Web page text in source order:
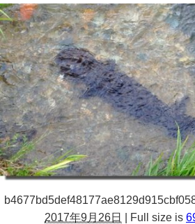
2017年9月26日
Full size is